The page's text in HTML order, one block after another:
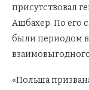
присутствовал
Ашбахер. По его
были периодом
«Польша